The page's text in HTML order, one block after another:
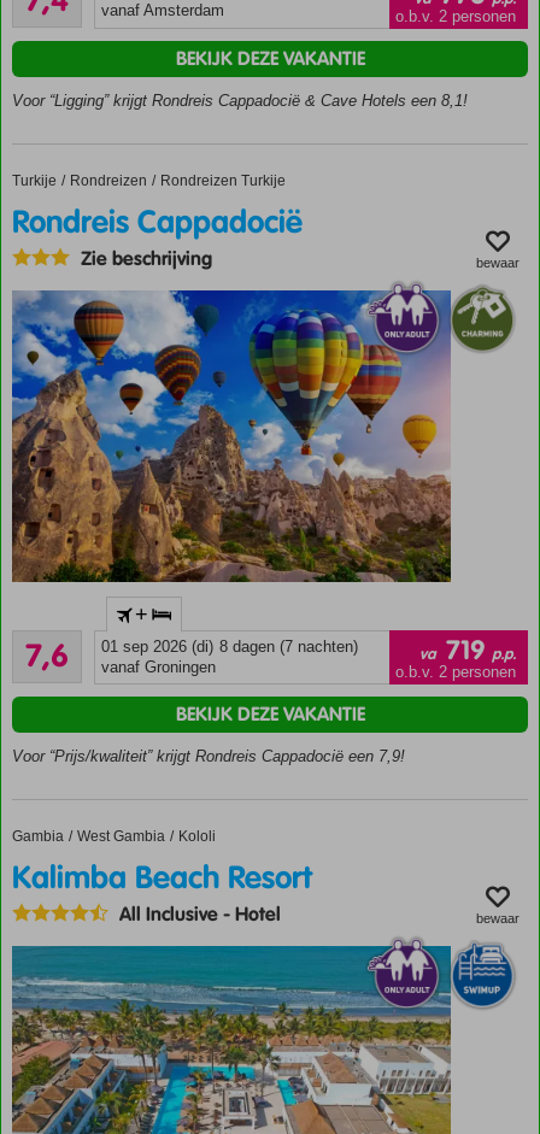
Cappadocië
Overnacht
Hotels
Excursiepakket
optioneel
Verblijf
op
basis
van
Logies
en
Ontbijt
43
beoordelingen
vanaf Amsterdam
o.b.v. 2 personen
Voor “Ligging” krijgt Rondreis Cappadocië & Cave Hotels een 8,1!
BEKIJK DEZE VAKANTIE
Home
Turkije Rondreizen Rondreizen Turkije
Rondreis Cappadocië
Rondreis Cappadocië
Zie beschrijving bewaar
daagse
rondreis
adembenemend
€ 179,- p.p.
optioneel
Verblijf
op
basis
van
Logies
en
Ontbijt
7,6
Goed
142
beoordelingen
+
01 sep 2026 (di) 8 dagen (7 nachten)
vanaf Groningen
va 719 p.p.
o.b.v. 2 personen
Voor “Prijs/kwaliteit” krijgt Rondreis Cappadocië een 7,9!
BEKIJK DEZE VAKANTIE
Home
Gambia West Gambia Kololi
Kalimba Beach Resort
Kalimba Beach Resort
All Inclusive-Hotel bewaar